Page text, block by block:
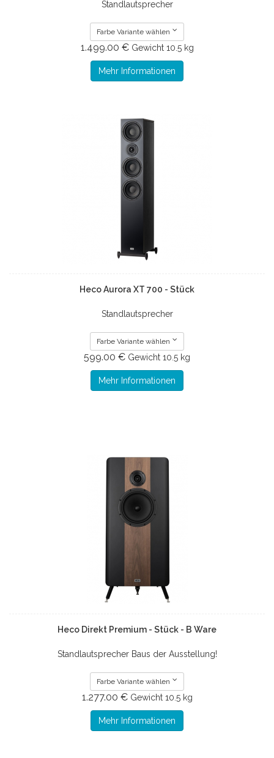
Standlautsprecher
Farbe Variante wählen
1.499.00 € Gewicht 10.5 kg
Mehr Informationen
Heco Aurora XT 700 - Stück
Standlautsprecher
Farbe Variante wählen
599.00 € Gewicht 10.5 kg
Mehr Informationen
Heco Direkt Premium - Stück - B Ware
Standlautsprecher Baus der Ausstellung!
Farbe Variante wählen
1.277.00 € Gewicht 10.5 kg
Mehr Informationen